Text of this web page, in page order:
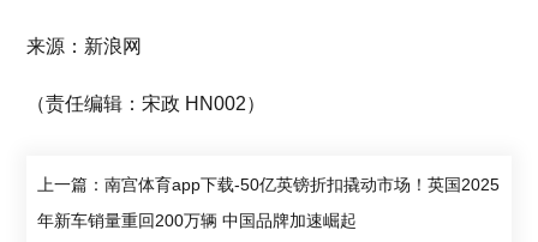
来源：新浪网
（责任编辑：宋政 HN002）
上一篇：南宫体育app下载-50亿英镑折扣撬动市场！英国2025
年新车销量重回200万辆 中国品牌加速崛起